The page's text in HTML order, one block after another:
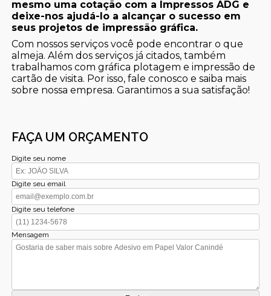
mesmo uma cotação com a Impressos ADG e
deixe-nos ajudá-lo a alcançar o sucesso em
seus projetos de impressão gráfica.
Com nossos serviços você pode encontrar o que
almeja. Além dos serviços já citados, também
trabalhamos com gráfica plotagem e impressão de
cartão de visita. Por isso, fale conosco e saiba mais
sobre nossa empresa. Garantimos a sua satisfação!
FAÇA UM ORÇAMENTO
Digite seu nome
Digite seu email
Digite seu telefone
Mensagem